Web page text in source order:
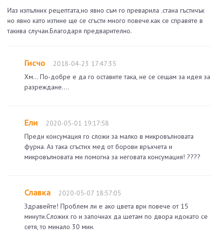
Иаз изпълних рецептата,но явно съм го преварила .стана гъстичък
но явно като изтине ще се сгъсти много повече.как се справяте в
такива случаи.Благодаря предварително.
Гисчо
2018-04-23 17:47:35
Хм... По-добре е да го оставите така, не се сещам за идея за
разреждане....
Ели
2020-05-01 19:17:58
Преди консумация го сложи за малко в микровълновата
фурна. Аз така сгъстих мед от борови връхчета и
микровълновата ми помогна за неговата консумация! ????
Славка
2020-05-07 18:57:05
Здравейте! Проблем ли е ако цвета ври повече от 15
минути.Сложих го и започнах да шетам по двора идокато се
сетя, то минало 30 мин.